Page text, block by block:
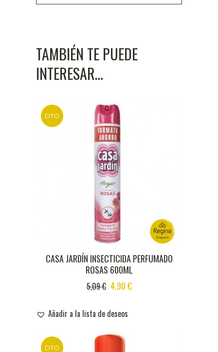
TAMBIÉN TE PUEDE
INTERESAR…
DTO
CASA JARDÍN INSECTICIDA PERFUMADO
ROSAS 600ML
5,09€ ORIGINAL
WAS:
5,09 €.
4,90€CURRENT
Añadir a la lista de deseos
DTO